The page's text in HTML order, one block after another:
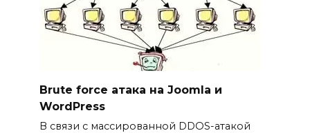
Brute force атака на Joomla и
WordPress
В связи с массированной DDOS-атакой